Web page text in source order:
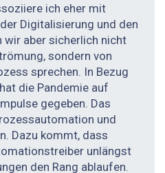
ich eher mit
Digitalisierung und den
wir aber sicherlich nicht
sondern von
sprechen. In Bezug
die Pandemie auf
gegeben. Das
und
Dazu kommt, dass
unlängst
den Rang ablaufen.